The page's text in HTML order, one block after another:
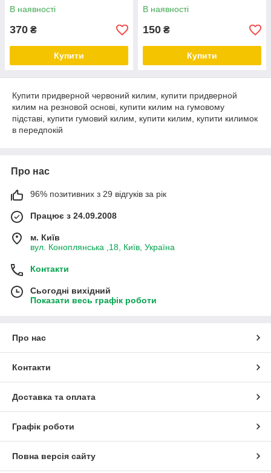
В наявності
370 ₴
Купити
В наявності
150 ₴
Купити
Купити придверной червоний килим, купити придверной
килим на резновой основі, купити килим на гумовому
підставі, купити гумовий килим, купити килим, купити килимок
в передпокій
Про нас
96% позитивних з 29 відгуків за рік
Працює з 24.09.2008
м. Київ
вул. Коноплянська ,18, Київ, Україна
Контакти
Сьогодні вихідний
Показати весь графік роботи
Про нас
Контакти
Доставка та оплата
Графік роботи
Повна версія сайту